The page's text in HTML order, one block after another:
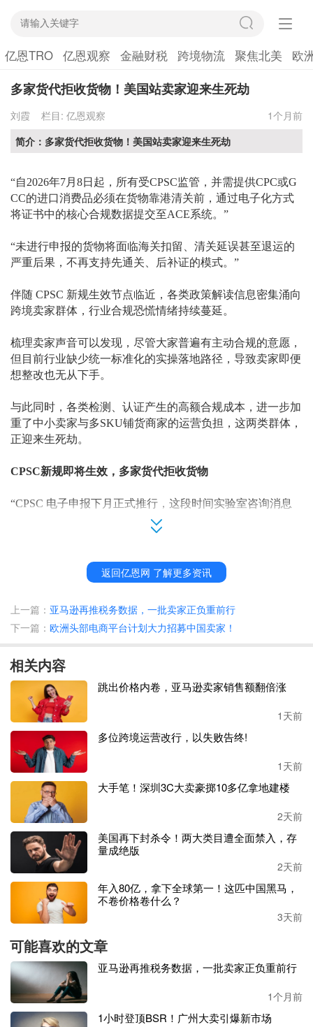
亿恩TRO 亿恩观察 金融财税 跨境物流 聚焦北美 欧
多家货代拒收货物！美国站卖家迎来生死劫
刘霞 栏目: 亿恩观察
1个月前
简介：多家货代拒收货物！美国站卖家迎来生死劫
“自2026年7月8日起，所有受CPSC监管，并需提供CPC或G
CC的进口消费品必须在货物靠港清关前，通过电子化方式
将证书中的核心合规数据提交至ACE系统。”
“未进行申报的货物将面临海关扣留、清关延误甚至退运的
严重后果，不再支持先通关、后补证的模式。”
伴随 CPSC 新规生效节点临近，各类政策解读信息密集涌向
跨境卖家群体，行业合规恐慌情绪持续蔓延。
梳理卖家声音可以发现，尽管大家普遍有主动合规的意愿，
但目前行业缺少统一标准化的实操落地路径，导致卖家即便
想整改也无从下手。
与此同时，各类检测、认证产生的高额合规成本，进一步加
重了中小卖家与多SKU铺货商家的运营负担，这两类群体，
正迎来生死劫。
CPSC新规即将生效，多家货代拒收货物
“CPSC 电子申报下月正式推行，这段时间实验室咨询消息
直接爆满。一边要答复卖家各类疑问，一边接收送检样品、
排单检测出具报告，认证业务很久没这么热火朝天了。”一
CPSC eFiling，全称是"合规证书电子备案"，也就是以前卖
变成结构化电子数据，通过美国海关ACE系统提前提交，系
统自动校验通过后才能清关。
“并非所有进口商品都需完成 eFiling 电子申报，仅需要出具
CPC 或 GCC 合规证书的产品才受约束。”这位业内提醒
道，卖家可对照官方发布的约 600 项 HS 编码初步自查，也
能登录 CPSC 官网精准判定品类；其中 12 岁及以下儿童产
品配套 CPC 证书，成人普通消费品则使用 GCC 证书。以下
是部分需要的产品类别：
CPC认证适用产品类别（仅限设计、销售给 12 周岁及以下
儿童使用的商品）
儿童家具类：儿童床、儿童桌椅、儿童衣柜等。
儿童电子产品类：儿童智能玩具、儿童电子手表等。
儿童服饰类：儿童服装、鞋子、帽子、内衣、睡衣、围巾、
手套等。
儿童玩具类：毛绒玩具、益智玩具、积木、遥控玩具、拼
图、弹射玩具等。
婴童用品类：婴儿奶瓶、安抚奶嘴、婴儿床、学步车、儿童
餐具、婴儿推车、安全座等。
GCC 认证适用产品类别（12 岁以上成人通用消费品，CPSC
官方管控品类）
家居类：床垫、地毯、双层床、成人家具、干墙、金属烛芯
等。
服装类：成人服装、鞋类、家纺、窗帘、乙烯基薄膜等。
返回亿恩网 了解更多资讯
上一篇： 亚马逊再推税务数据，一批卖家正负重前行
下一篇： 欧洲头部电商平台计划大力招募中国卖家！
相关内容
跳出价格内卷，亚马逊卖家销售额翻倍涨
1天前
多位跨境运营改行，以失败告终!
1天前
大手笔！深圳3C大卖豪掷10多亿拿地建楼
2天前
美国再下封杀令！两大类目遭全面禁入，存
量成绝版
2天前
年入80亿，拿下全球第一！这匹中国黑马，
不卷价格卷什么？
3天前
可能喜欢的文章
亚马逊再推税务数据，一批卖家正负重前行
1个月前
1小时登顶BSR！广州大卖引爆新市场